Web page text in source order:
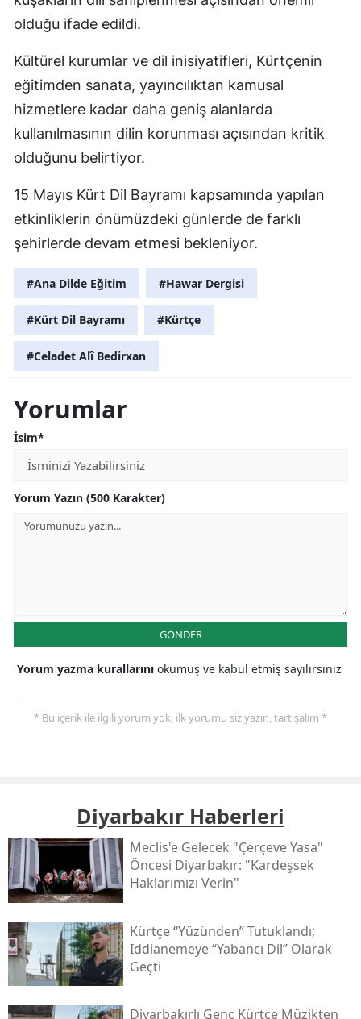
olduğu ifade edildi.
Kültürel kurumlar ve dil inisiyatifleri, Kürtçenin
eğitimden sanata, yayıncılıktan kamusal
hizmetlere kadar daha geniş alanlarda
kullanılmasının dilin korunması açısından kritik
olduğunu belirtiyor.
15 Mayıs Kürt Dil Bayramı kapsamında yapılan
etkinliklerin önümüzdeki günlerde de farklı
şehirlerde devam etmesi bekleniyor.
#Ana Dilde Eğitim #Hawar Dergisi
#Kürt Dil Bayramı #Kürtçe
#Celadet Alî Bedirxan
Yorumlar
İsim*
Yorum Yazın (500 Karakter)
GÖNDER
Yorum yazma kurallarını okumuş ve kabul etmiş sayılırsınız
* Bu içerik ile ilgili yorum yok, ilk yorumu siz yazın, tartışalım *
Diyarbakır Haberleri
Meclis'e Gelecek "çerçeve Yasa"
Öncesi Diyarbakır: "kardeşsek
Haklarımızı Verin"
Kürtçe “yüzünden” Tutuklandı;
Iddianemeye “yabancı Dil” Olarak
Geçti
Diyarbakırlı Genç Kürtçe Müzikten